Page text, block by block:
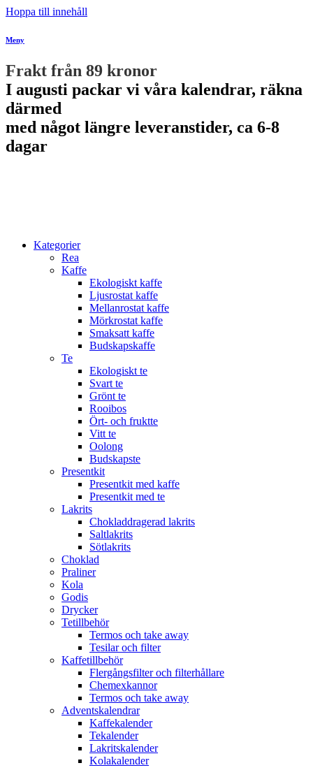
Hoppa till innehåll
Meny
Frakt från 89 kronor
I augusti packar vi våra kalendrar, räkna
därmed
med något längre leveranstider, ca 6-8
dagar
Kategorier
Rea
Kaffe
Ekologiskt kaffe
Ljusrostat kaffe
Mellanrostat kaffe
Mörkrostat kaffe
Smaksatt kaffe
Budskapskaffe
Te
Ekologiskt te
Svart te
Grönt te
Rooibos
Ört- och fruktte
Vitt te
Oolong
Budskapste
Presentkit
Presentkit med kaffe
Presentkit med te
Lakrits
Chokladdragerad lakrits
Saltlakrits
Sötlakrits
Choklad
Praliner
Kola
Godis
Drycker
Tetillbehör
Termos och take away
Tesilar och filter
Kaffetillbehör
Flergångsfilter och filterhållare
Chemexkannor
Termos och take away
Adventskalendrar
Kaffekalender
Tekalender
Lakritskalender
Kolakalender